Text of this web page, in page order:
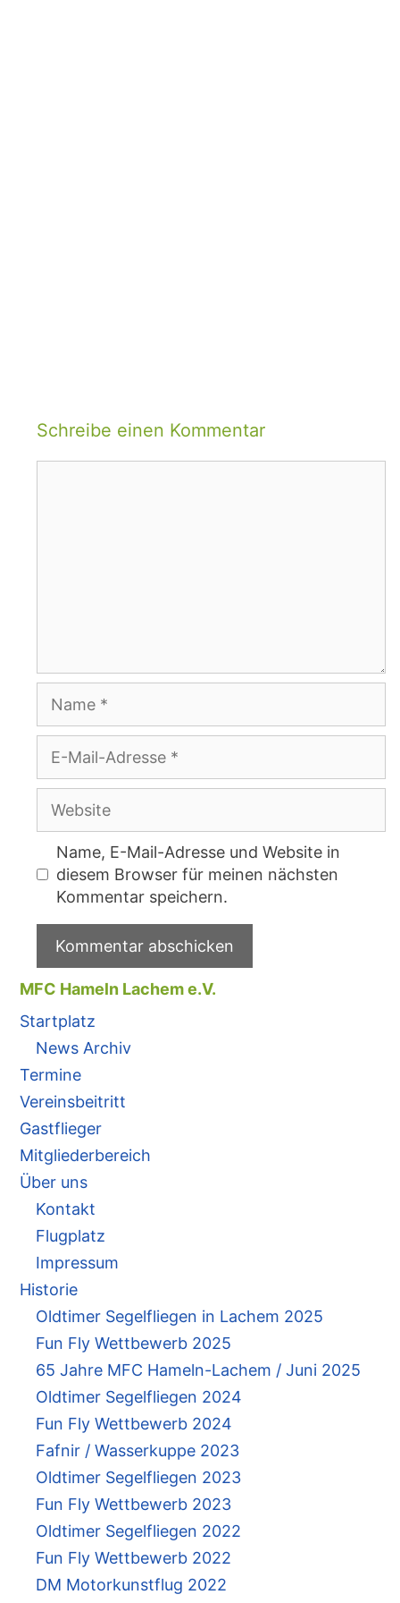
Schreibe einen Kommentar
Mail-
Adresse
Name, E-Mail-Adresse und Website in
diesem Browser für meinen nächsten
Kommentar speichern.
MFC Hameln Lachem e.V.
Startplatz
News Archiv
Termine
Vereinsbeitritt
Gastflieger
Mitgliederbereich
Über uns
Kontakt
Flugplatz
Impressum
Historie
Oldtimer Segelfliegen in Lachem 2025
Fun Fly Wettbewerb 2025
65 Jahre MFC Hameln-Lachem / Juni 2025
Oldtimer Segelfliegen 2024
Fun Fly Wettbewerb 2024
Fafnir / Wasserkuppe 2023
Oldtimer Segelfliegen 2023
Fun Fly Wettbewerb 2023
Oldtimer Segelfliegen 2022
Fun Fly Wettbewerb 2022
DM Motorkunstflug 2022